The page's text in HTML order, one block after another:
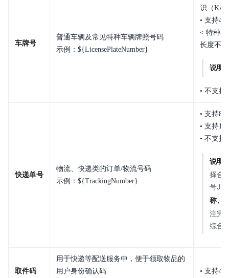
车牌号
普通车辆及常见特种车辆牌照号码
示例：${LicensePlateNumber}
识（KA
• 支持
< 特种
长度不
说明
• 不支持
快递单号
物流、快递类的订单/物流号码
示例：${TrackingNumber}
• 支持
• 支持
• 不支持
说明
择合
号
称、
注完
综合
取件码
用于快递等配送服务中，便于领取物品的
用户身份确认码
• 支持